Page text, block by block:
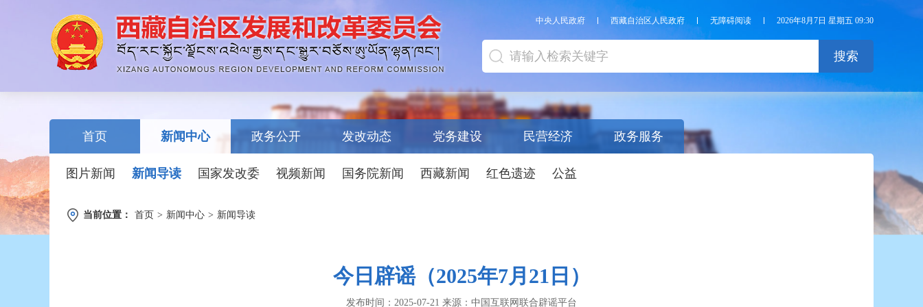
中央人民政府 西藏自治区人民政府 无障碍阅读 2026年8月7日 星期五 09:30
搜索
首页 新闻中心
图片新闻 新闻导读 国家发改委 视频新闻 国务院新闻 西藏新闻 红色遗迹 公益
政务公开 发改动态 党务建设 民营经济 政务服务
当前位置： 首页 > 新闻中心 > 新闻导读
今日辟谣（2025年7月21日）
发布时间： 2025-07-21 来源： 中国互联网联合辟谣平台